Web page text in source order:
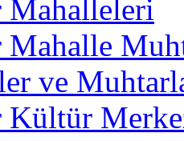
Mahalleleri
Mahalle
ve
Kültür